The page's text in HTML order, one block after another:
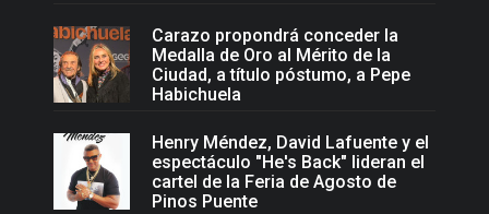
Carazo propondrá conceder la
Medalla de Oro al Mérito de la
Ciudad, a título póstumo, a Pepe
Habichuela
Henry Méndez, David Lafuente y el
espectáculo "He's Back" lideran el
cartel de la Feria de Agosto de
Pinos Puente